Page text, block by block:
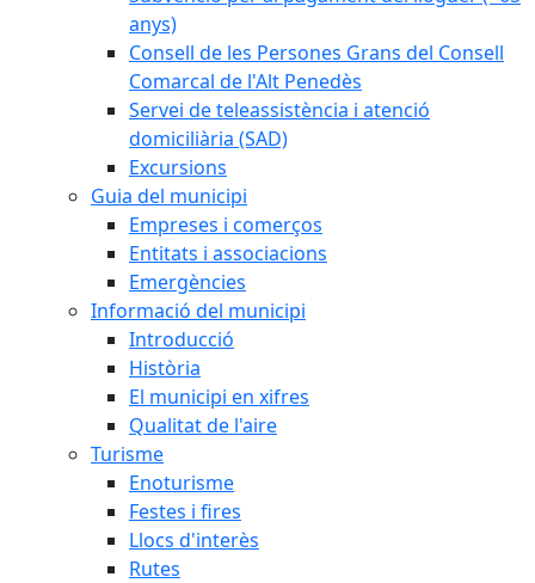
anys)
Consell de les Persones Grans del Consell
Comarcal de l'Alt Penedès
Servei de teleassistència i atenció
domiciliària (SAD)
Excursions
Guia del municipi
Empreses i comerços
Entitats i associacions
Emergències
Informació del municipi
Introducció
Història
El municipi en xifres
Qualitat de l'aire
Turisme
Enoturisme
Festes i fires
Llocs d'interès
Rutes